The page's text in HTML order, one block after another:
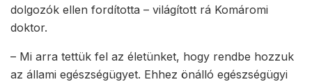
dolgozók ellen fordította – világított rá Komáromi
doktor.
– Mi arra tettük fel az életünket, hogy rendbe hozzuk
az állami egészségügyet. Ehhez önálló egészségügyi